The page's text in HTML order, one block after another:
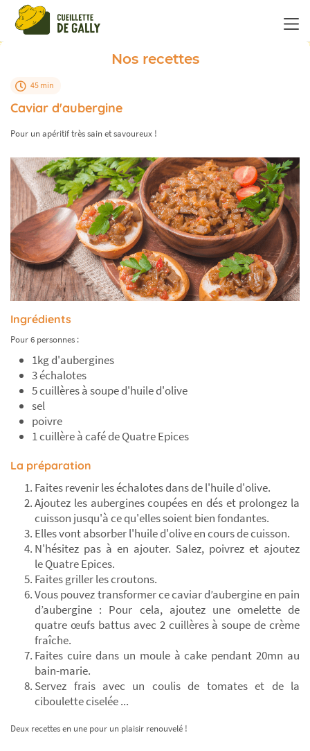
Nos recettes
45 min
Caviar d'aubergine
Pour un apéritif très sain et savoureux !
Ingrédients
Pour 6 personnes :
1kg d'aubergines
3 échalotes
5 cuillères à soupe d'huile d'olive
sel
poivre
1 cuillère à café de Quatre Epices
La préparation
Faites revenir les échalotes dans de l'huile d'olive.
Ajoutez les aubergines coupées en dés et prolongez la
cuisson jusqu'à ce qu'elles soient bien fondantes.
Elles vont absorber l'huile d'olive en cours de cuisson.
N'hésitez pas à en ajouter. Salez, poivrez et ajoutez
le Quatre Epices.
Faites griller les croutons.
Vous pouvez transformer ce caviar d’aubergine en pain
d’aubergine : Pour cela, ajoutez une omelette de
quatre œufs battus avec 2 cuillères à soupe de crème
fraîche.
Faites cuire dans un moule à cake pendant 20mn au
bain-marie.
Servez frais avec un coulis de tomates et de la
ciboulette ciselée ...
Deux recettes en une pour un plaisir renouvelé !
Panneau de gestion des cookies